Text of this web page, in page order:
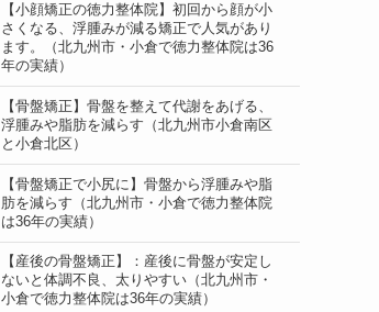
【小顔矯正の徳力整体院】初回から顔が小
さくなる、浮腫みが減る矯正で人気があり
ます。（北九州市・小倉で徳力整体院は36
年の実績）
【骨盤矯正】骨盤を整えて代謝をあげる、
浮腫みや脂肪を減らす（北九州市小倉南区
と小倉北区）
【骨盤矯正で小尻に】骨盤から浮腫みや脂
肪を減らす（北九州市・小倉で徳力整体院
は36年の実績）
【産後の骨盤矯正】：産後に骨盤が安定し
ないと体調不良、太りやすい（北九州市・
小倉で徳力整体院は36年の実績）